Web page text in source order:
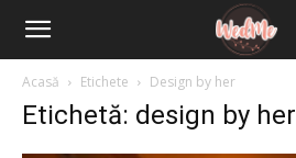
Acasă Etichete Design by her
Etichetă: design by her